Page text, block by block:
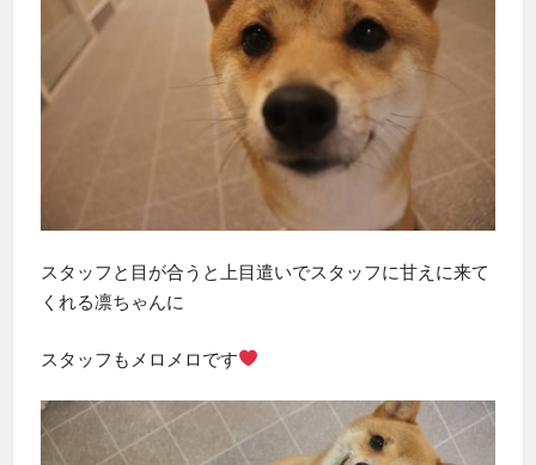
スタッフと目が合うと上目遣いでスタッフに甘えに来て
くれる凛ちゃんに
スタッフもメロメロです